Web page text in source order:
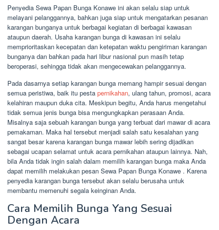
Penyedia Sewa Papan Bunga Konawe ini akan selalu siap untuk
melayani pelanggannya, bahkan juga siap untuk mengatarkan pesanan
karangan bunganya untuk berbagai kegiatan di berbagai kawasan
ataupun daerah. Usaha karangan bunga di kawasan ini selalu
memprioritaskan kecepatan dan ketepatan waktu pengiriman karangan
bunganya dan bahkan pada hari libur nasional pun masih tetap
beroperasi, sehingga tidak akan mengecewakan pelanggannya.
Pada dasarnya setiap karangan bunga memang hampir sesuai dengan
semua peristiwa, baik itu pesta pernikahan, ulang tahun, promosi, acara
kelahiran maupun duka cita. Meskipun begitu, Anda harus mengetahui
tidak semua jenis bunga bisa mengungkapkan perasaan Anda.
Misalnya saja sebuah karangan bunga yang terbuat dari mawar di acara
pemakaman. Maka hal tersebut menjadi salah satu kesalahan yang
sangat besar karena karangan bunga mawar lebih sering dijadikan
sebagai ucapan selamat untuk acara pernikahan ataupun lainnya. Nah,
bila Anda tidak ingin salah dalam memilih karangan bunga maka Anda
dapat memilih melakukan pesan Sewa Papan Bunga Konawe . Karena
penyedia karangan bunga tersebut akan selalu berusaha untuk
membantu memenuhi segala keinginan Anda.
Cara Memilih Bunga Yang Sesuai
Dengan Acara